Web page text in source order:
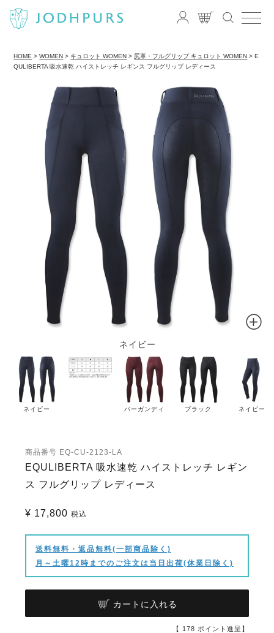
HOME WOMEN キュロット WOMEN 尻革・フルグリップ キュロット WOMEN
E
QULIBERTA 吸水速乾 ハイストレッチ レギンス フルグリップ レディース
ネイビー
ネイビー バーガンディ ブラック ネイビー
商品番号 EQ-CU-2123-LA
EQULIBERTA 吸水速乾 ハイストレッチ レギン
ス フルグリップ レディース
¥ 17,800 税込
送料無料・返品無料(一部商品除く)
月～土曜12時までのご注文は当日出荷(休業日除く)
カートに入れる
【 178 ポイント進呈】